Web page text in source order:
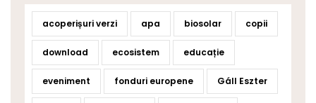
acoperișuri verzi apa biosolar copii
download ecosistem educație
eveniment fonduri europene Gáll Eszter